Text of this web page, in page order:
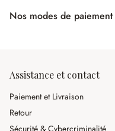
Nos modes de paiement
Assistance et contact
Paiement et Livraison
Retour